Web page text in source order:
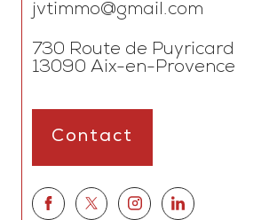
jvtimmo@gmail.com
730 Route de Puyricard
13090
Aix-en-Provence
Contact